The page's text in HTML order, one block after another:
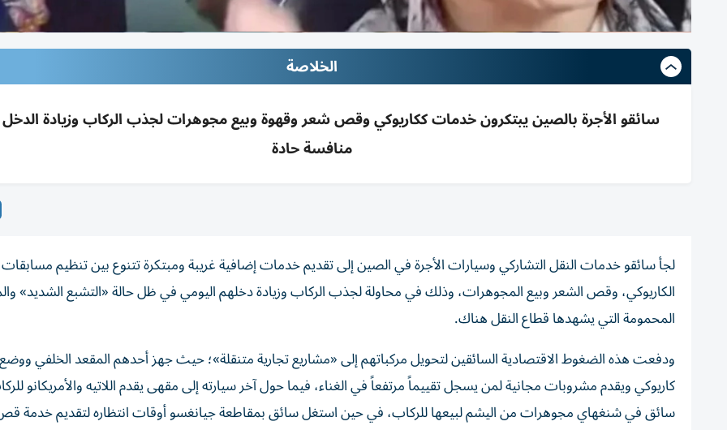
الخلاصة
سائقو الأجرة بالصين يبتكرون خدمات ككاريوكي وقص شعر وقهوة وبيع مجوهرات لجذب الركاب وزيادة
منافسة حادة
لجأ سائقو خدمات النقل التشاركي وسيارات الأجرة في الصين إلى تقديم خدمات إضافية غريبة ومبتكرة تتنوع بين تنظيم مسابقات
الكاريوكي، وقص الشعر وبيع المجوهرات، وذلك في محاولة لجذب الركاب وزيادة دخلهم اليومي في ظل حالة «التشبع الشديد»
المحمومة التي يشهدها قطاع النقل هناك.
ودفعت هذه الضغوط الاقتصادية السائقين لتحويل مركباتهم إلى «مشاريع تجارية متنقلة»؛ حيث جهز أحدهم المقعد الخلفي
كاريوكي ويقدم مشروبات مجانية لمن يسجل تقييماً مرتفعاً في الغناء، فيما حول آخر سيارته إلى مقهى يقدم اللاتيه والأمريكانو
سائق في شنغهاي مجوهرات من اليشم لبيعها للركاب، في حين استغل سائق بمقاطعة جيانغسو أوقات انتظاره لتقديم خدمة